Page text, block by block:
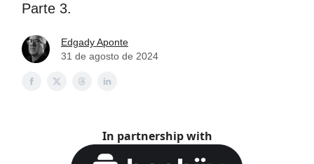
Parte 3.
Edgady Aponte
31 de agosto de 2024
In partnership with